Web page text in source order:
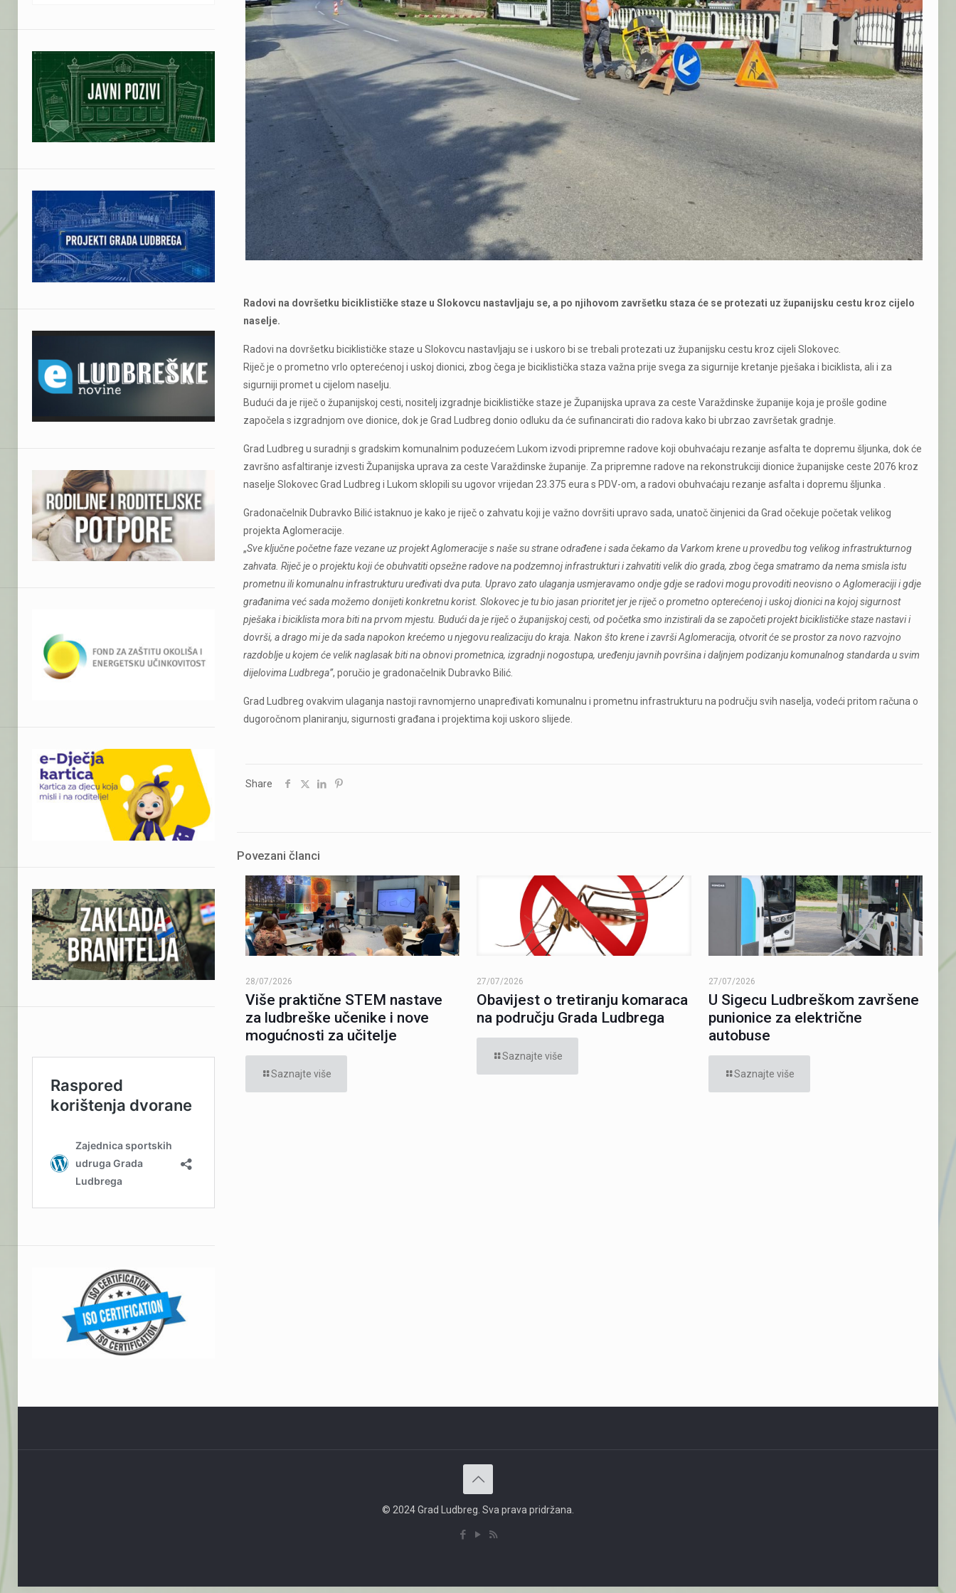
Radovi na dovršetku biciklističke staze u Slokovcu nastavljaju se, a po njihovom završetku staza će se protezati uz županijsku cestu kroz cijelo
naselje.
Radovi na dovršetku biciklističke staze u Slokovcu nastavljaju se i uskoro bi se trebali protezati uz županijsku cestu kroz cijeli Slokovec.
Riječ je o prometno vrlo opterećenoj i uskoj dionici, zbog čega je biciklistička staza važna prije svega za sigurnije kretanje pješaka i biciklista, ali i za
sigurniji promet u cijelom naselju.
Budući da je riječ o županijskoj cesti, nositelj izgradnje biciklističke staze je Županijska uprava za ceste Varaždinske županije koja je prošle godine
započela s izgradnjom ove dionice, dok je Grad Ludbreg donio odluku da će sufinancirati dio radova kako bi ubrzao završetak gradnje.
Grad Ludbreg u suradnji s gradskim komunalnim poduzećem Lukom izvodi pripremne radove koji obuhvaćaju rezanje asfalta te dopremu šljunka, dok će
završno asfaltiranje izvesti Županijska uprava za ceste Varaždinske županije. Za pripremne radove na rekonstrukciji dionice županijske ceste 2076 kroz
naselje Slokovec Grad Ludbreg i Lukom sklopili su ugovor vrijedan 23.375 eura s PDV-om, a radovi obuhvaćaju rezanje asfalta i dopremu šljunka .
Gradonačelnik Dubravko Bilić istaknuo je kako je riječ o zahvatu koji je važno dovršiti upravo sada, unatoč činjenici da Grad očekuje početak velikog
projekta Aglomeracije.
„Sve ključne početne faze vezane uz projekt Aglomeracije s naše su strane odrađene i sada čekamo da Varkom krene u provedbu tog velikog infrastrukturnog
zahvata. Riječ je o projektu koji će obuhvatiti opsežne radove na podzemnoj infrastrukturi i zahvatiti velik dio grada, zbog čega smatramo da nema smisla istu
prometnu ili komunalnu infrastrukturu uređivati dva puta. Upravo zato ulaganja usmjeravamo ondje gdje se radovi mogu provoditi neovisno o Aglomeraciji i gdje
građanima već sada možemo donijeti konkretnu korist. Slokovec je tu bio jasan prioritet jer je riječ o prometno opterećenoj i uskoj dionici na kojoj sigurnost
pješaka i biciklista mora biti na prvom mjestu. Budući da je riječ o županijskoj cesti, od početka smo inzistirali da se započeti projekt biciklističke staze nastavi i
dovrši, a drago mi je da sada napokon krećemo u njegovu realizaciju do kraja. Nakon što krene i završi Aglomeracija, otvorit će se prostor za novo razvojno
razdoblje u kojem će velik naglasak biti na obnovi prometnica, izgradnji nogostupa, uređenju javnih površina i daljnjem podizanju komunalnog standarda u svim
dijelovima Ludbrega”, poručio je gradonačelnik Dubravko Bilić.
Grad Ludbreg ovakvim ulaganja nastoji ravnomjerno unapređivati komunalnu i prometnu infrastrukturu na području svih naselja, vodeći pritom računa o
dugoročnom planiranju, sigurnosti građana i projektima koji uskoro slijede.
Share
Povezani članci
28/07/2026
Više praktične STEM nastave
za ludbreške učenike i nove
mogućnosti za učitelje
Saznajte više
27/07/2026
Obavijest o tretiranju komaraca
na području Grada Ludbrega
Saznajte više
27/07/2026
U Sigecu Ludbreškom završene
punionice za električne
autobuse
Saznajte više
© 2024 Grad Ludbreg. Sva prava pridržana.